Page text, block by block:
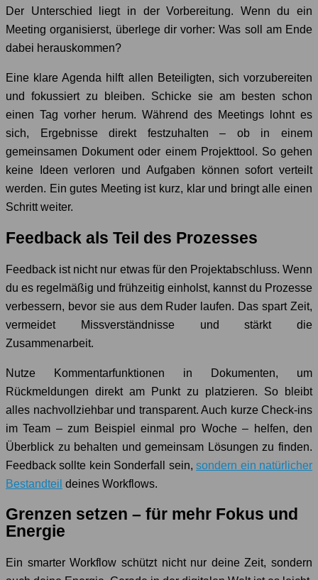
Der Unterschied liegt in der Vorbereitung. Wenn du ein
Meeting organisierst, überlege dir vorher: Was soll am Ende
dabei herauskommen?
Eine klare Agenda hilft allen Beteiligten, sich vorzubereiten
und fokussiert zu bleiben. Schicke sie am besten schon
einen Tag vorher herum. Während des Meetings lohnt es
sich, Ergebnisse direkt festzuhalten – ob in einem
gemeinsamen Dokument oder einem Projekttool. So gehen
keine Ideen verloren und Aufgaben können sofort verteilt
werden. Ein gutes Meeting ist kurz, klar und bringt alle einen
Schritt weiter.
Feedback als Teil des Prozesses
Feedback ist nicht nur etwas für den Projektabschluss. Wenn
du es regelmäßig und frühzeitig einholst, kannst du Prozesse
verbessern, bevor sie aus dem Ruder laufen. Das spart Zeit,
vermeidet Missverständnisse und stärkt die
Zusammenarbeit.
Nutze Kommentarfunktionen in Dokumenten, um
Rückmeldungen direkt am Punkt zu platzieren. So bleibt
alles nachvollziehbar und transparent. Auch kurze Check-ins
im Team – zum Beispiel einmal pro Woche – helfen, den
Überblick zu behalten und gemeinsam Lösungen zu finden.
Feedback sollte kein Sonderfall sein,sondern ein natürlicher
Bestandteil deines Workflows.
Grenzen setzen – für mehr Fokus und
Energie
Ein smarter Workflow schützt nicht nur deine Zeit, sondern